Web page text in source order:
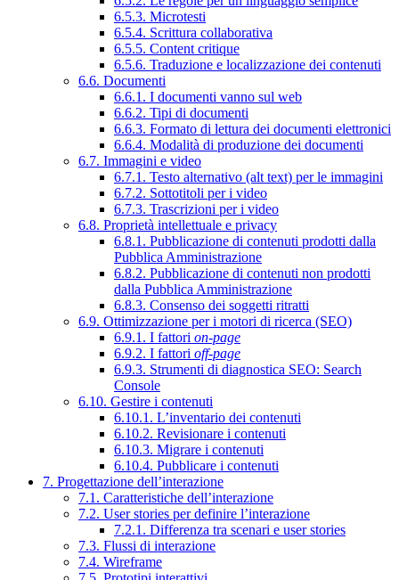
6.5.3. Microtesti
6.5.4. Scrittura collaborativa
6.5.5. Content critique
6.5.6. Traduzione e localizzazione dei contenuti
6.6. Documenti
6.6.1. I documenti vanno sul web
6.6.2. Tipi di documenti
6.6.3. Formato di lettura dei documenti elettronici
6.6.4. Modalità di produzione dei documenti
6.7. Immagini e video
6.7.1. Testo alternativo (alt text) per le immagini
6.7.2. Sottotitoli per i video
6.7.3. Trascrizioni per i video
6.8. Proprietà intellettuale e privacy
6.8.1. Pubblicazione di contenuti prodotti dalla
Pubblica Amministrazione
6.8.2. Pubblicazione di contenuti non prodotti
dalla Pubblica Amministrazione
6.8.3. Consenso dei soggetti ritratti
6.9. Ottimizzazione per i motori di ricerca (SEO)
6.9.1. I fattori on-page
6.9.2. I fattori off-page
6.9.3. Strumenti di diagnostica SEO: Search
Console
6.10. Gestire i contenuti
6.10.1. L’inventario dei contenuti
6.10.2. Revisionare i contenuti
6.10.3. Migrare i contenuti
6.10.4. Pubblicare i contenuti
7. Progettazione dell’interazione
7.1. Caratteristiche dell’interazione
7.2. User stories per definire l’interazione
7.2.1. Differenza tra scenari e user stories
7.3. Flussi di interazione
7.4. Wireframe